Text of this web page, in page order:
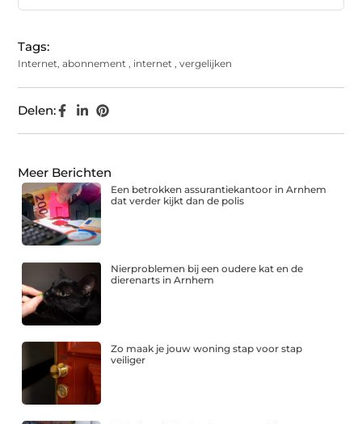
Tags:
Internet,abonnement , internet ,vergelijken
Delen:
Meer Berichten
Een betrokken assurantiekantoor in Arnhem
dat verder kijkt dan de polis
Nierproblemen bij een oudere kat en de
dierenarts in Arnhem
Zo maak je jouw woning stap voor stap
veiliger